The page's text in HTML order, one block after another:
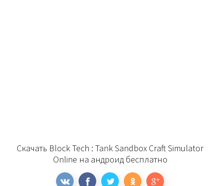
Скачать Block Tech : Tank Sandbox Craft Simulator
Online на андроид бесплатно